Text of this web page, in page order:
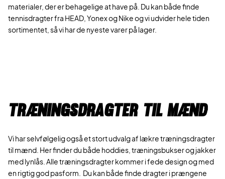
materialer, der er behagelige at have på. Du kan både finde
tennisdragter fra HEAD, Yonex og Nike og vi udvider hele tiden
sortimentet, så vi har de nyeste varer på lager.
Træningsdragter til mænd
Vi har selvfølgelig også et stort udvalg af lækre træningsdragter
til mænd. Her finder du både hoddies, træningsbukser og jakker
med lynlås. Alle træningsdragter kommer i fede design og med
en rigtig god pasform. Du kan både finde dragter i prængene